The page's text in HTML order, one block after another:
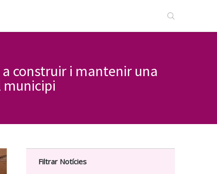
a construir i mantenir una
Filtrar Notícies